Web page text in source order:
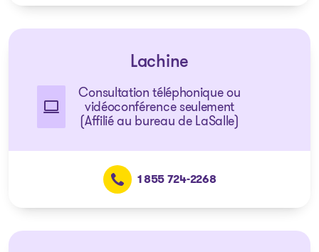
Lachine
Consultation téléphonique ou
vidéoconférence seulement
(Affilié au bureau de LaSalle)
1 855 724-2268